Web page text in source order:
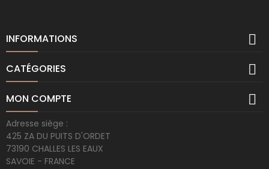
INFORMATIONS 
CATÉGORIES 
MON COMPTE 
Adresse siège :
425 ZA DU PUITS D'ORDET
73190 CHALLES LES EAUX
SAVOIE - FRANCE